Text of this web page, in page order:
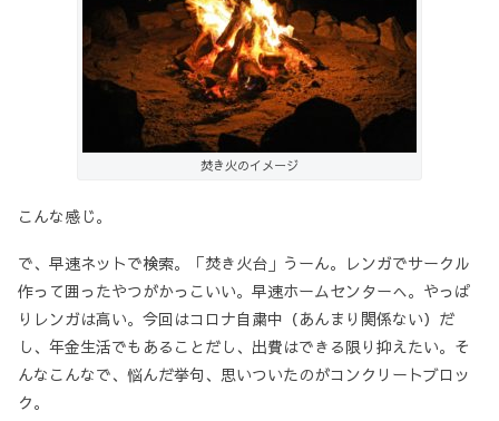
焚き火のイメージ
こんな感じ。
で、早速ネットで検索。「焚き火台」うーん。レンガでサークル
作って囲ったやつがかっこいい。早速ホームセンターへ。やっぱ
りレンガは高い。今回はコロナ自粛中（あんまり関係ない）だ
し、年金生活でもあることだし、出費はできる限り抑えたい。そ
んなこんなで、悩んだ挙句、思いついたのがコンクリートブロッ
ク。